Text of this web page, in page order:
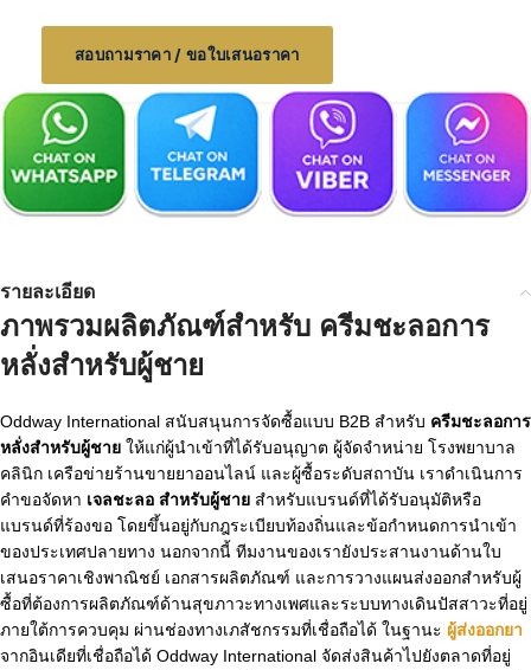
สอบถามราคา / ขอใบเสนอราคา
รายละเอียด
ภาพรวมผลิตภัณฑ์สำหรับ ครีมชะลอการ
หลั่งสำหรับผู้ชาย
Oddway International สนับสนุนการจัดซื้อแบบ B2B สำหรับ ครีมชะลอการ
หลั่งสำหรับผู้ชาย ให้แก่ผู้นำเข้าที่ได้รับอนุญาต ผู้จัดจำหน่าย โรงพยาบาล
คลินิก เครือข่ายร้านขายยาออนไลน์ และผู้ซื้อระดับสถาบัน เราดำเนินการ
คำขอจัดหา เจลชะลอ สำหรับผู้ชาย สำหรับแบรนด์ที่ได้รับอนุมัติหรือ
แบรนด์ที่ร้องขอ โดยขึ้นอยู่กับกฎระเบียบท้องถิ่นและข้อกำหนดการนำเข้า
ของประเทศปลายทาง นอกจากนี้ ทีมงานของเรายังประสานงานด้านใบ
เสนอราคาเชิงพาณิชย์ เอกสารผลิตภัณฑ์ และการวางแผนส่งออกสำหรับผู้
ซื้อที่ต้องการผลิตภัณฑ์ด้านสุขภาวะทางเพศและระบบทางเดินปัสสาวะที่อยู่
ภายใต้การควบคุม ผ่านช่องทางเภสัชกรรมที่เชื่อถือได้ ในฐานะ ผู้ส่งออกยา
จากอินเดียที่เชื่อถือได้ Oddway International จัดส่งสินค้าไปยังตลาดที่อยู่